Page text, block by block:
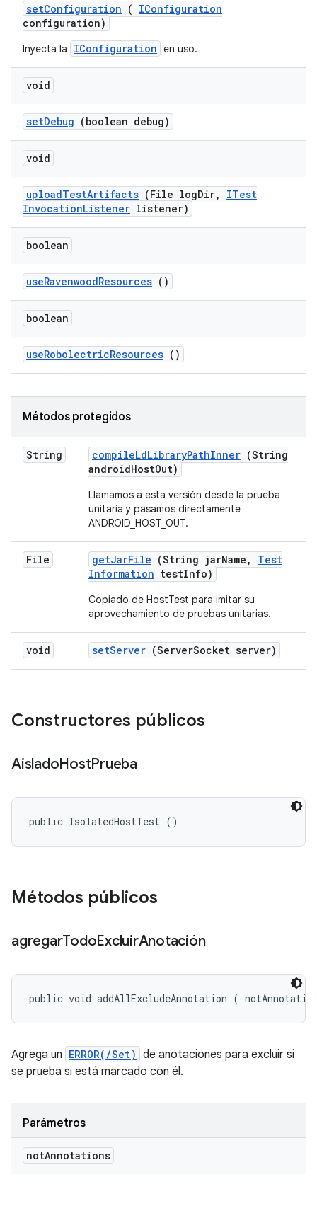
setConfiguration ( IConfiguration
configuration)
Inyecta la IConfiguration en uso.
void
setDebug (boolean debug)
void
uploadTestArtifacts (File logDir,
ITest
InvocationListener listener)
boolean
useRavenwoodResources ()
boolean
useRobolectricResources ()
Métodos protegidos
String compileLdLibraryPathInner (String
androidHostOut)
Llamamos a esta versión desde la prueba
unitaria y pasamos directamente
ANDROID_HOST_OUT.
File getJarFile (String jarName ,
Test
Information testInfo)
Copiado de HostTest para imitar su
aprovechamiento de pruebas unitarias.
void setServer (ServerSocket server)
Constructores públicos
AisladoHostPrueba
public IsolatedHostTest ()
Métodos públicos
agregarTodoExcluirAnotación
public void addAllExcludeAnnotation (
Agrega un ERROR(/Set) de anotaciones para excluir si
se prueba si está marcado con él.
Parámetros
notAnnotations